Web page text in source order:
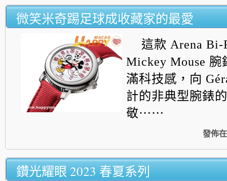
微笑米奇踢足球成收藏家的最愛
這款 Arena Bi-
Mickey Mouse 腕
滿科技感，向
計的非典型腕錶
敬⋯⋯
發佈在
鑽光耀眼 2023 春夏系列